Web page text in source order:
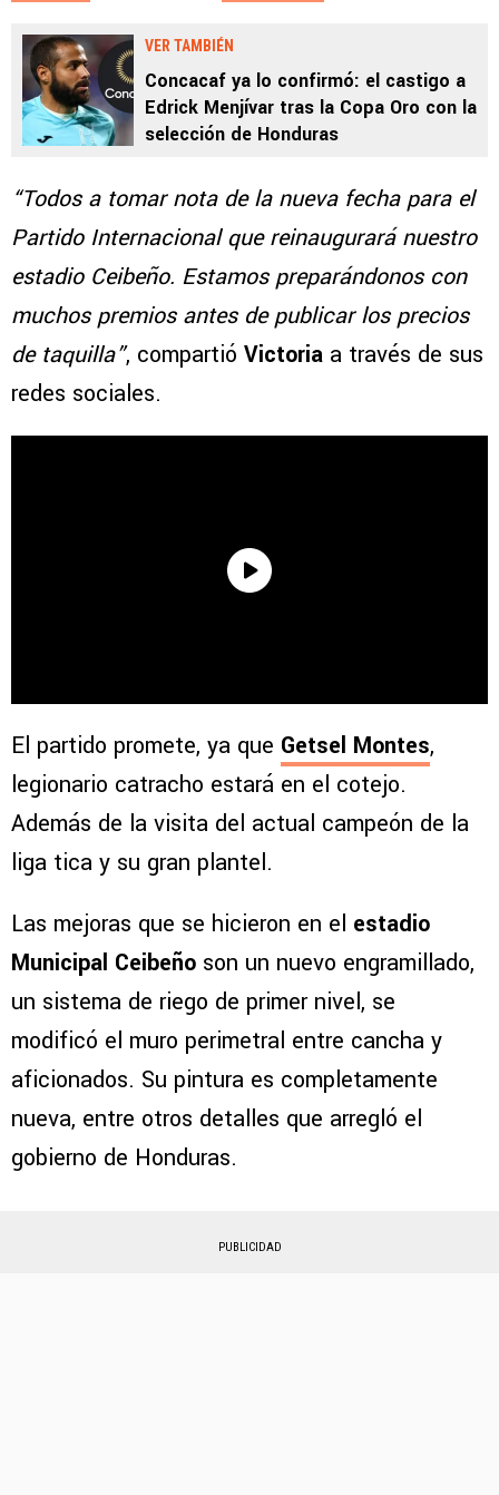
VER TAMBIÉN
Concacaf ya lo confirmó: el castigo a
Edrick Menjívar tras la Copa Oro con la
selección de Honduras
“Todos a tomar nota de la nueva fecha para el
Partido Internacional que reinaugurará nuestro
estadio Ceibeño. Estamos preparándonos con
muchos premios antes de publicar los precios
de taquilla”, compartió Victoria a través de sus
redes sociales.
El partido promete, ya que Getsel Montes,
legionario catracho estará en el cotejo.
Además de la visita del actual campeón de la
liga tica y su gran plantel.
Las mejoras que se hicieron en el estadio
Municipal Ceibeño son un nuevo engramillado,
un sistema de riego de primer nivel, se
modificó el muro perimetral entre cancha y
aficionados. Su pintura es completamente
nueva, entre otros detalles que arregló el
gobierno de Honduras.
PUBLICIDAD